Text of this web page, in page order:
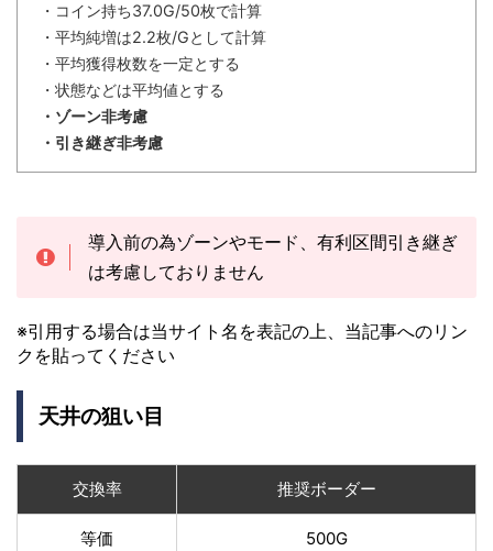
・コイン持ち37.0G/50枚で計算
・平均純増は2.2枚/Gとして計算
・平均獲得枚数を一定とする
・状態などは平均値とする
・ゾーン非考慮
・引き継ぎ非考慮
導入前の為ゾーンやモード、有利区間引き継ぎ
は考慮しておりません
※引用する場合は当サイト名を表記の上、当記事へのリン
クを貼ってください
天井の狙い目
交換率 推奨ボーダー
等価 500G